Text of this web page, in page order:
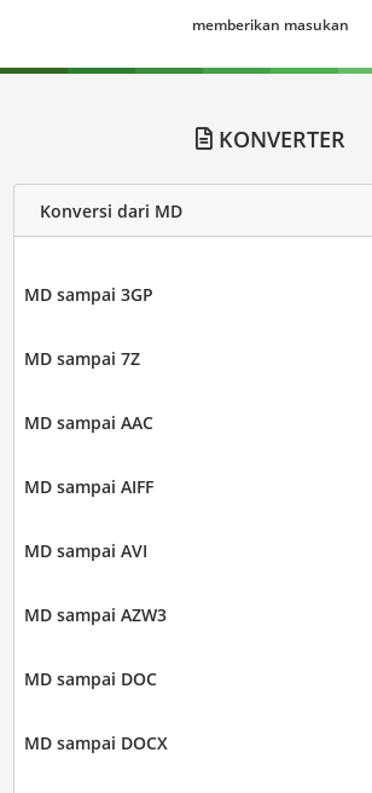
memberikan masukan
KONVERTER
Konversi dari MD
MD sampai 3GP
MD sampai 7Z
MD sampai AAC
MD sampai AIFF
MD sampai AVI
MD sampai AZW3
MD sampai DOC
MD sampai DOCX